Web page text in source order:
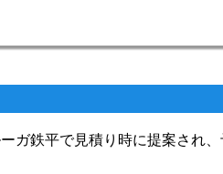
鉄平で見積り時に提案され